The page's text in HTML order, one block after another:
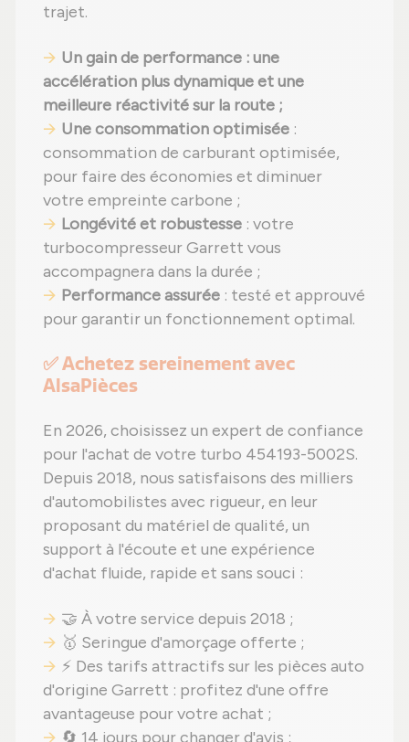
trajet.
Un gain de performance : une
accélération plus dynamique et une
meilleure réactivité sur la route ;
Une consommation optimisée :
consommation de carburant optimisée,
pour faire des économies et diminuer
votre empreinte carbone ;
Longévité et robustesse : votre
turbocompresseur Garrett vous
accompagnera dans la durée ;
Performance assurée : testé et approuvé
pour garantir un fonctionnement optimal.
✅ Achetez sereinement avec
AlsaPièces
En 2026, choisissez un expert de confiance
pour l'achat de votre turbo 454193-5002S.
Depuis 2018, nous satisfaisons des milliers
d'automobilistes avec rigueur, en leur
proposant du matériel de qualité, un
support à l'écoute et une expérience
d'achat fluide, rapide et sans souci :
🤝 À votre service depuis 2018 ;
🥇 Seringue d'amorçage offerte ;
⚡ Des tarifs attractifs sur les pièces auto
d'origine Garrett : profitez d'une offre
avantageuse pour votre achat ;
🔄 14 jours pour changer d'avis ;